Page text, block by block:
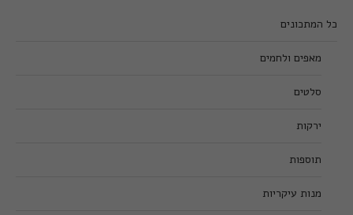
כל המתכונים
מאפים ולחמים
סלטים
ירקות
תוספות
מנות עיקריות